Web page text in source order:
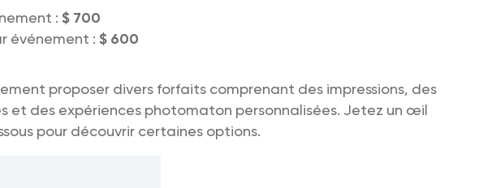
: $ 700
événement : $ 600
proposer divers forfaits comprenant des impressions, des
et des expériences photomaton personnalisées. Jetez un œil
pour découvrir certaines options.